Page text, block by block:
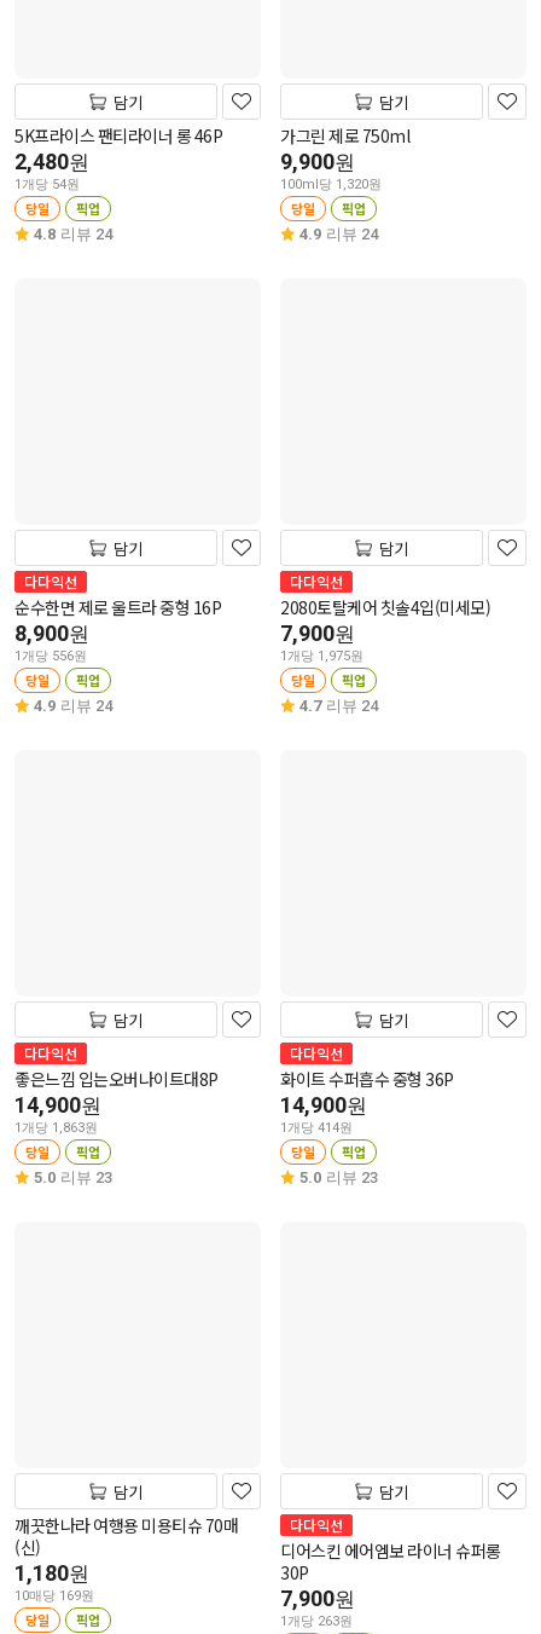
담기
5K프라이스 팬티라이너 롱 46P
2,480원
1개당 54원
당일 픽업
4.8 리뷰 24
담기
가그린 제로 750ml
9,900원
100ml당 1,320원
당일 픽업
4.9 리뷰 24
담기
다다익선
순수한면 제로 울트라 중형 16P
8,900원
1개당 556원
당일 픽업
4.9 리뷰 24
담기
다다익선
2080토탈케어 칫솔4입(미세모)
7,900원
1개당 1,975원
당일 픽업
4.7 리뷰 24
담기
다다익선
좋은느낌 입는오버나이트대8P
14,900원
1개당 1,863원
당일 픽업
5.0 리뷰 23
담기
다다익선
화이트 수퍼흡수 중형 36P
14,900원
1개당 414원
당일 픽업
5.0 리뷰 23
담기
깨끗한나라 여행용 미용티슈 70매
(신)
1,180원
10매당 169원
당일 픽업
담기
다다익선
디어스킨 에어엠보 라이너 슈퍼롱
30P
7,900원
1개당 263원